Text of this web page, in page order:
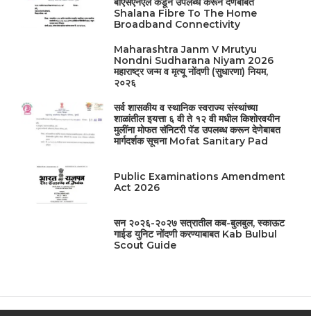
Shalana Fibre To The Home
Broadband Connectivity
Maharashtra Janm V Mrutyu
Nondni Sudharana Niyam 2026
महाराष्ट्र जन्म व मृत्यू नोंदणी (सुधारणा) नियम,
२०२६
सर्व शासकीय व स्थानिक स्वराज्य संस्थांच्या
शाळांतील इयत्ता ६ वी ते १२ वी मधील किशोरवयीन
मुलींना मोफत सॅनिटरी पॅड उपलब्ध करून देणेबाबत
मार्गदर्शक सूचना Mofat Sanitary Pad
Public Examinations Amendment
Act 2026
सन २०२६-२०२७ सत्रातील कब-बुलबुल, स्काऊट
गाईड युनिट नोंदणी करण्याबाबत Kab Bulbul
Scout Guide